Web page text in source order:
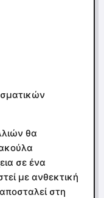
θα
σε ένα
με ανθεκτική
στη